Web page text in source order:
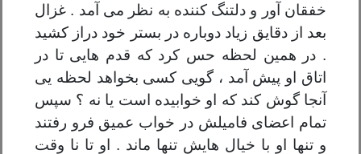
خفقان آور و دلتنگ کننده به نظر می آمد . غزال
بعد از دقایق زیاد دوباره در بستر خود دراز کشید
. در همین لحظه حس کرد که قدم هایی تا در
اتاق او پیش آمد ، گویی کسی بخواهد لحظه یی
آنجا گوش کند که او خوابیده است یا نه ؟ سپس
تمام اعضای فامیلش در خواب عمیق فرو رفتند
و تنها او با خیال هایش تنها ماند . او تا نا وقت